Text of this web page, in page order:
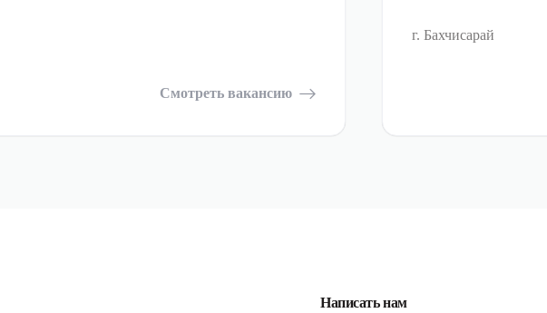
Смотреть вакансию
г. Бахчисарай
Написать нам